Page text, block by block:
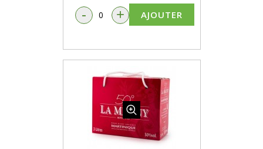
- + AJOUTER